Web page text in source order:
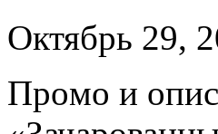
Октябрь 29,
Прoмo и